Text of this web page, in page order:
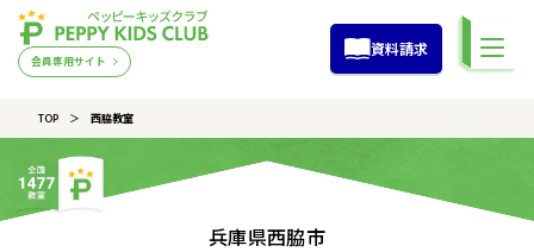
会員専用サイト
資料請求
TOP 西脇教室
兵庫県西脇市